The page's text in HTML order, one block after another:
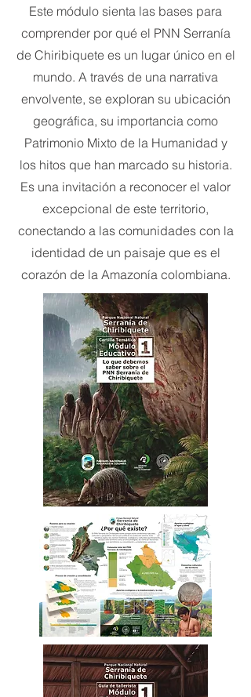
Este módulo sienta las bases para
comprender por qué el PNN Serranía
de Chiribiquete es un lugar único en el
mundo. A través de una narrativa
envolvente, se exploran su ubicación
geográfica, su importancia como
Patrimonio Mixto de la Humanidad y
los hitos que han marcado su historia.
Es una invitación a reconocer el valor
excepcional de este territorio,
conectando a las comunidades con la
identidad de un paisaje que es el
corazón de la Amazonía colombiana.